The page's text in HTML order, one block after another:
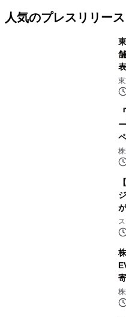
人気のプレスリリース